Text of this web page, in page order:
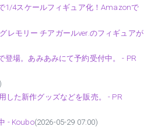
1/4スケールフィギュア化！Amazonで
レモリー チアガールver.のフィギュアが
登場。あみあみにて予約受付中。 - PR
した新作グッズなどを販売。 - PR
- Koubo(2026-05-29 07:00)